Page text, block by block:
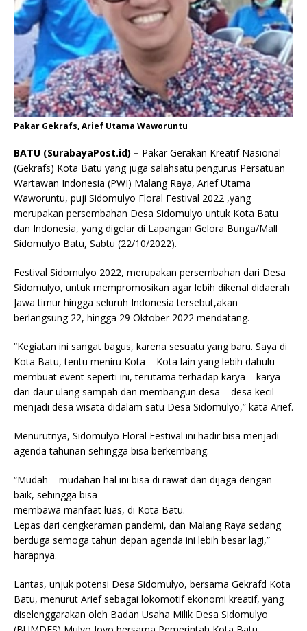
Pakar Gekrafs, Arief Utama Waworuntu
BATU (SurabayaPost.id) – Pakar Gerakan Kreatif Nasional
(Gekrafs) Kota Batu yang juga salahsatu pengurus Persatuan
Wartawan Indonesia (PWI) Malang Raya, Arief Utama
Waworuntu, puji Sidomulyo Floral Festival 2022 ,yang
merupakan persembahan Desa Sidomulyo untuk Kota Batu
dan Indonesia, yang digelar di Lapangan Gelora Bunga/Mall
Sidomulyo Batu, Sabtu (22/10/2022).
Festival Sidomulyo 2022, merupakan persembahan dari Desa
Sidomulyo, untuk mempromosikan agar lebih dikenal didaerah
Jawa timur hingga seluruh Indonesia tersebut,akan
berlangsung 22, hingga 29 Oktober 2022 mendatang.
“Kegiatan ini sangat bagus, karena sesuatu yang baru. Saya di
Kota Batu, tentu meniru Kota – Kota lain yang lebih dahulu
membuat event seperti ini, terutama terhadap karya – karya
dari daur ulang sampah dan membangun desa – desa kecil
menjadi desa wisata didalam satu Desa Sidomulyo,” kata Arief.
Menurutnya, Sidomulyo Floral Festival ini hadir bisa menjadi
agenda tahunan sehingga bisa berkembang.
“Mudah – mudahan hal ini bisa di rawat dan dijaga dengan
baik, sehingga bisa
membawa manfaat luas, di Kota Batu.
Lepas dari cengkeraman pandemi, dan Malang Raya sedang
berduga semoga tahun depan agenda ini lebih besar lagi,”
harapnya.
Lantas, unjuk potensi Desa Sidomulyo, bersama Gekrafd Kota
Batu, menurut Arief sebagai lokomotif ekonomi kreatif, yang
diselenggarakan oleh Badan Usaha Milik Desa Sidomulyo